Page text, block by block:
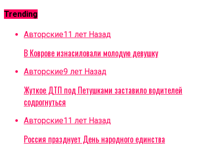
Trending
Авторские11 лет Назад
В Коврове изнасиловали молодую девушку
Авторские9 лет Назад
Жуткое ДТП под Петушками заставило водителей
содрогнуться
Авторские11 лет Назад
Россия празднует День народного единства